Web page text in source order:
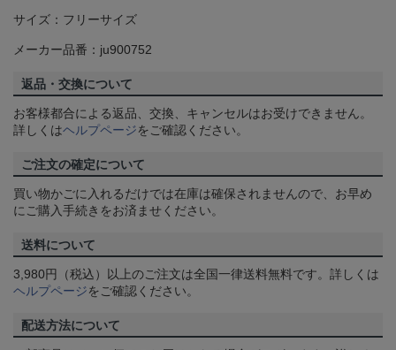
サイズ：フリーサイズ
メーカー品番：ju900752
返品・交換について
お客様都合による返品、交換、キャンセルはお受けできません。
詳しくはヘルプページをご確認ください。
ご注文の確定について
買い物かごに入れるだけでは在庫は確保されませんので、お早め
にご購入手続きをお済ませください。
送料について
3,980円（税込）以上のご注文は全国一律送料無料です。詳しくは
ヘルプページをご確認ください。
配送方法について